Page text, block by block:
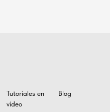
Tutoriales en
vídeo
Blog